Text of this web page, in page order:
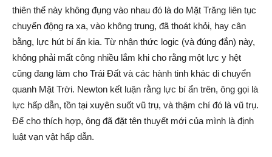
thiên thể này không đụng vào nhau đó là do Mặt Trăng liên tục
chuyển động ra xa, vào không trung, đã thoát khỏi, hay cân
bằng, lực hút bí ẩn kia. Từ nhận thức logic (và đúng đắn) này,
không phải mất công nhiều lắm khi cho rằng một lực y hệt
cũng đang làm cho Trái Đất và các hành tinh khác di chuyển
quanh Mặt Trời. Newton kết luận rằng lực bí ẩn trên, ông gọi là
lực hấp dẫn, tồn tại xuyên suốt vũ trụ, và thậm chí đó là vũ trụ.
Để cho thích hợp, ông đã đặt tên thuyết mới của mình là định
luật vạn vật hấp dẫn.